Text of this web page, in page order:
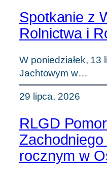
Spotkanie z
Rolnictwa i
W poniedziałek, 13
Jachtowym w…
29 lipca, 2026
RLGD
rocznym w